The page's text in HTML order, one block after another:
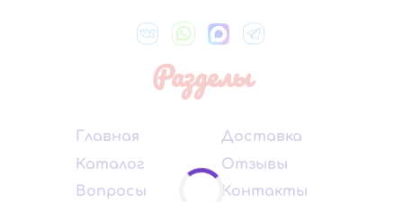
Разделы
Главная
Каталог
Вопросы
Доставка
Отзывы
Контакты